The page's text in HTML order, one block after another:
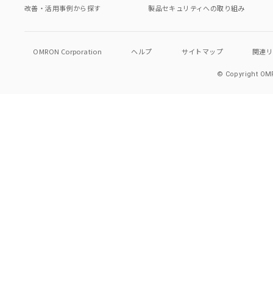
改善・活用事例から探す
製品セキュリティへの取り組み
OMRON Corporation ヘルプ サイトマップ 関連
© Copyright